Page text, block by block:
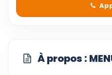
À propos :